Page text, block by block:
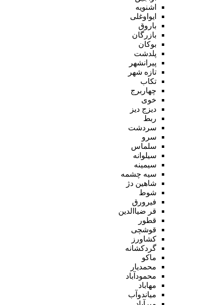
اشنویه
ایواوغلی
باروق
بازرگان
بوکان
پلدشت
پیرانشهر
تازه شهر
تکاب
چهاربرج
خوی
دیزج دیز
ربط
سردشت
سرو
سلماس
سیلوانه
سیمینه
سیه چشمه
شاهین دژ
شوط
فیرورق
قر ضیاالدین
قطور
قوشچی
کشاورز
گردکشانه
ماکو
محمدیار
محمودآباد
مهاباد
میاندوآب